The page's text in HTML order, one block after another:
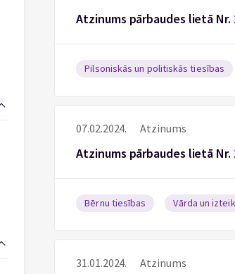
Atzinums pārbaudes lietā
Pilsoniskās un politiskās tiesības
07.02.2024. Atzinums
Atzinums pārbaudes lietā Nr.
Bērnu tiesības Vārda un
31.01.2024. Atzinums